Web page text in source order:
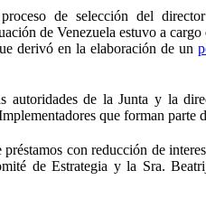
de selección del
de Venezuela estuvo a
derivó en la elaboración de un
autoridades de la Junta y la
que forman parte
con reducción de
de Estrategia y la Sra.